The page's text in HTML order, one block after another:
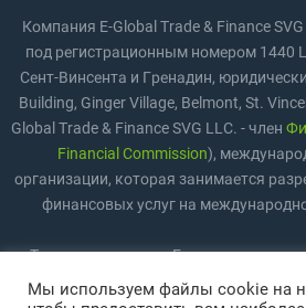
Компания E-Global Trade & Finance
под регистрационным номером 1440
Сент-Винсента и Гренадин,
Building, Ginger Village, Belmont, St.
Global Trade & Finance SVG LLC. - член
Financial Commission),
организации, которая занимается
финансовых услуг на
Торговля на рынке Forex
включая возможность полной
Мы используем файлы cookie на